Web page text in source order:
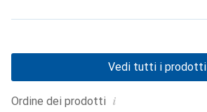
Ordine dei prodotti i
Vedi tutti i prodotti